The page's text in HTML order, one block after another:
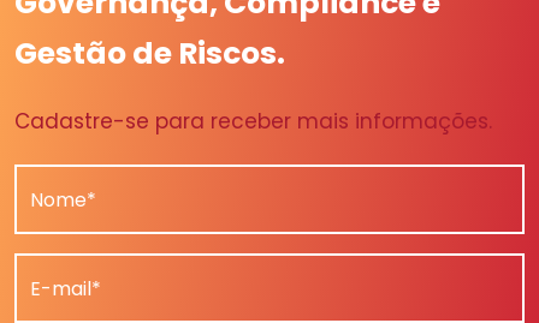
Gestão de Riscos.
Cadastre-se para receber mais informações.
Nome*
E-mail*